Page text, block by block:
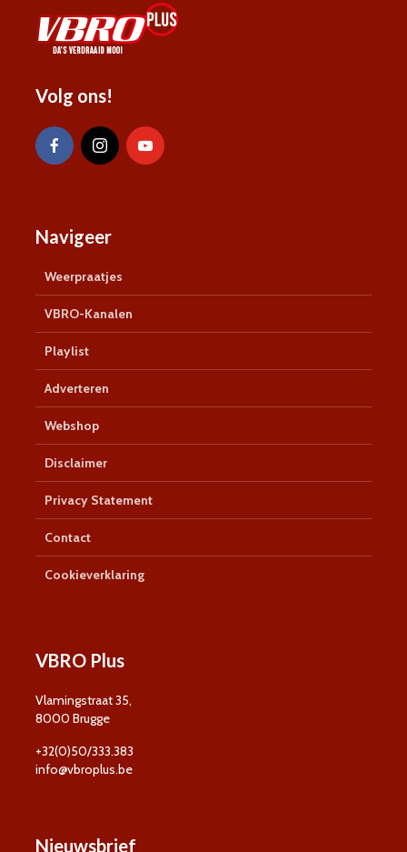
Volg ons!
Navigeer
Weerpraatjes
VBRO-Kanalen
Playlist
Adverteren
Webshop
Disclaimer
Privacy Statement
Contact
Cookieverklaring
VBRO Plus
Vlamingstraat 35,
8000 Brugge
+32(0)50/333.383
info@vbroplus.be
Nieuwsbrief